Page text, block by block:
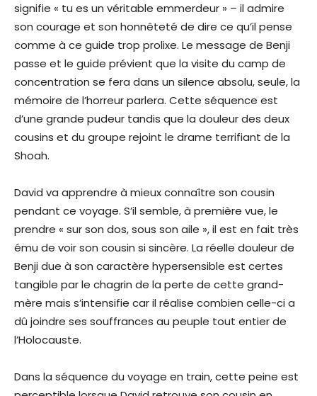
signifie « tu es un véritable emmerdeur » – il admire
son courage et son honnêteté de dire ce qu’il pense
comme à ce guide trop prolixe. Le message de Benji
passe et le guide prévient que la visite du camp de
concentration se fera dans un silence absolu, seule, la
mémoire de l’horreur parlera. Cette séquence est
d’une grande pudeur tandis que la douleur des deux
cousins et du groupe rejoint le drame terrifiant de la
Shoah.
David va apprendre à mieux connaître son cousin
pendant ce voyage. S’il semble, à première vue, le
prendre « sur son dos, sous son aile », il est en fait très
ému de voir son cousin si sincère. La réelle douleur de
Benji due à son caractère hypersensible est certes
tangible par le chagrin de la perte de cette grand-
mère mais s’intensifie car il réalise combien celle-ci a
dû joindre ses souffrances au peuple tout entier de
l’Holocauste.
Dans la séquence du voyage en train, cette peine est